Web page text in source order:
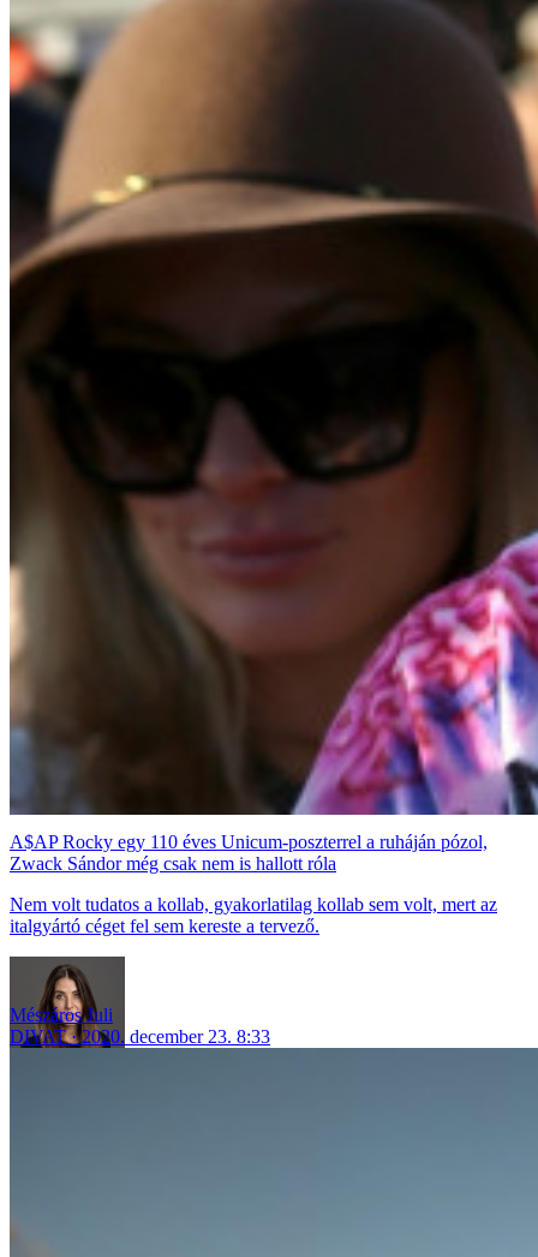
A$AP Rocky egy 110 éves Unicum-poszterrel a ruháján pózol,
Zwack Sándor még csak nem is hallott róla
Nem volt tudatos a kollab, gyakorlatilag kollab sem volt, mert az
italgyártó céget fel sem kereste a tervező.
Mészáros Juli
DIVAT
2020. december 23. 8:33